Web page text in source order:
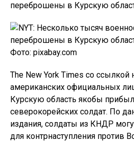
переброшены в Курскую
Фото: pixabay.com
The New York Times со ссылкой
американских официальных
Курскую область якобы
северокорейских солдат. По
издания, солдаты из КНДР
для контрнаступления против